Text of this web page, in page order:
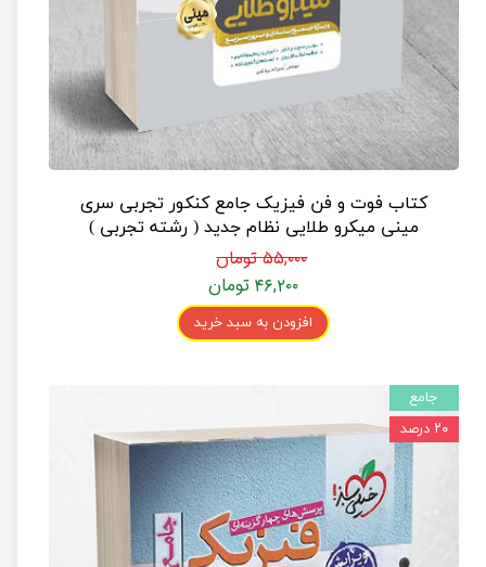
کتاب فوت و فن فیزیک جامع کنکور تجربی سری
مینی میکرو طلایی نظام جدید ( رشته تجربی )
۵۵,۰۰۰ تومان
۴۶,۲۰۰ تومان
افزودن به سبد خرید
جامع
۲۰ درصد